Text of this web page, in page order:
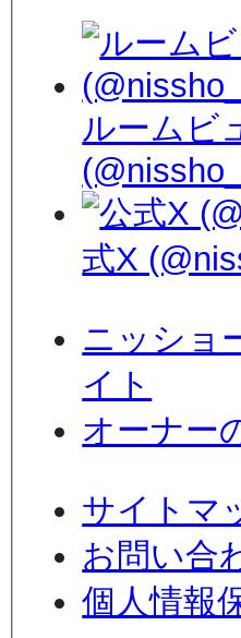
ルームビ
式X
ニッショ
イト
オーナー
サイトマ
お問い合
個人情報